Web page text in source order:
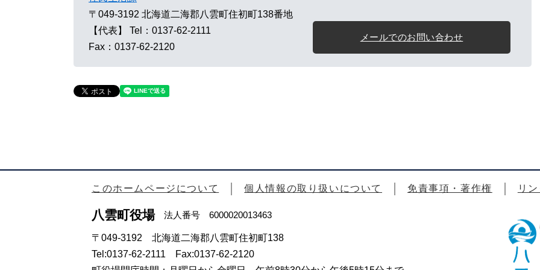
〒049-3192 北海道二海郡八雲町住初町138番地
【代表】
Tel：0137-62-2111
Fax：0137-62-2120
メールでのお問い合わせ
このホームページについて 個人情報の取り扱いについて 免責事項・著作権 リ
八雲町役場法人番号 6000020013463
〒049-3192 北海道二海郡八雲町住初町138
Tel:0137-62-2111 Fax:0137-62-2120